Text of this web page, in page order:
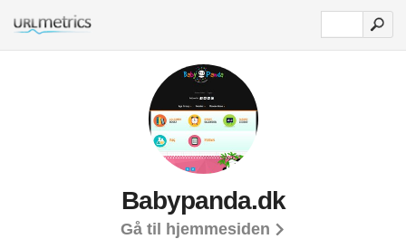
Babypanda.dk
Gå til hjemmesiden